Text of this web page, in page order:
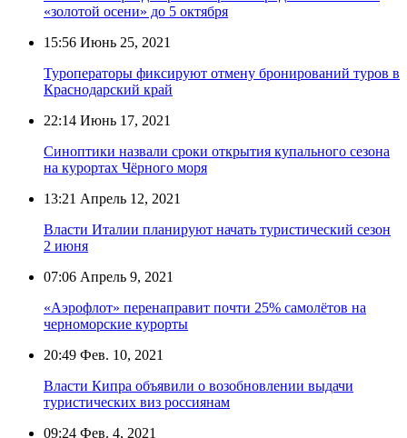
«золотой осени» до 5 октября
15:56 Июнь 25, 2021
Туроператоры фиксируют отмену бронирований туров в
Краснодарский край
22:14 Июнь 17, 2021
Синоптики назвали сроки открытия купального сезона
на курортах Чёрного моря
13:21 Апрель 12, 2021
Власти Италии планируют начать туристический сезон
2 июня
07:06 Апрель 9, 2021
«Аэрофлот» перенаправит почти 25% самолётов на
черноморские курорты
20:49 Фев. 10, 2021
Власти Кипра объявили о возобновлении выдачи
туристических виз россиянам
09:24 Фев. 4, 2021